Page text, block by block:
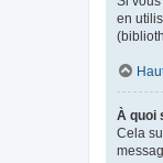
en
À quoi
Cela